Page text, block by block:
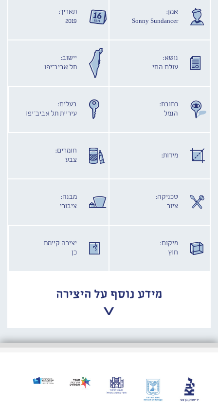
אמן:
Sonny Sundancer
תאריך:
2019
נושא:
עולם החי
יישוב:
תל אביב־יפו
כתובת:
הנמל
בעלים:
עיריית תל אביב־יפו
מידות:
חומרים:
צבע
טכניקה:
ציור
מבנה:
ציבורי
מיקום:
חוץ
יצירה קיימת
כן
מידע נוסף על היצירה